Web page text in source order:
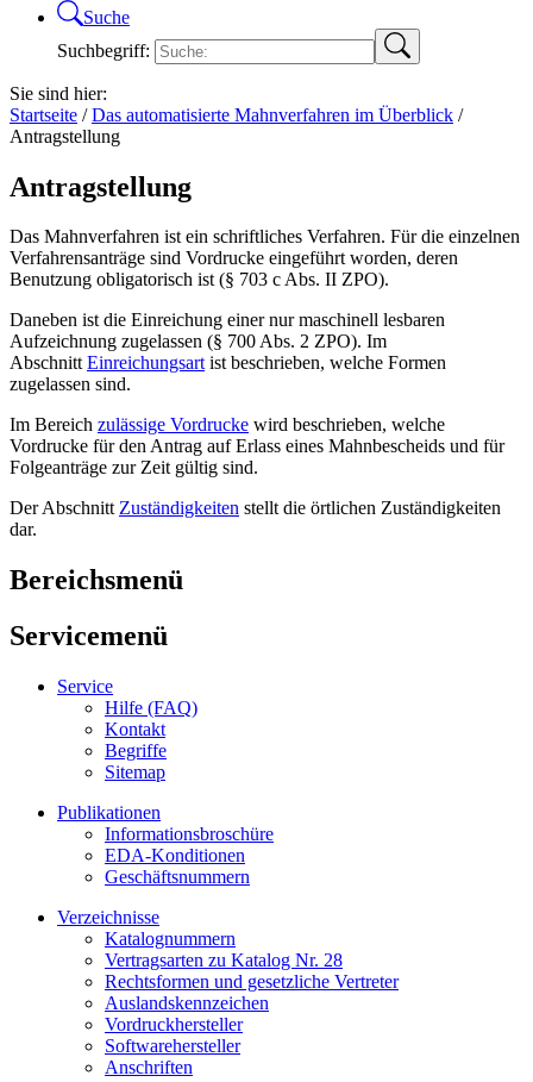
Suche
Suchbegriff:
Sie sind hier:
Startseite /Das automatisierte Mahnverfahren im Überblick /
Antragstellung
Antragstellung
Das Mahnverfahren ist ein schriftliches Verfahren. Für die einzelnen
Verfahrensanträge sind Vordrucke eingeführt worden, deren
Benutzung obligatorisch ist (§ 703 c Abs. II ZPO).
Daneben ist die Einreichung einer nur maschinell lesbaren
Aufzeichnung zugelassen (§ 700 Abs. 2 ZPO). Im
AbschnittEinreichungsartist beschrieben, welche Formen
zugelassen sind.
Im Bereich zulässige Vordrucke wird beschrieben, welche
Vordrucke für den Antrag auf Erlass eines Mahnbescheids und für
Folgeanträge zur Zeit gültig sind.
Der AbschnittZuständigkeiten stellt die örtlichen Zuständigkeiten
dar.
Bereichsmenü
Servicemenü
Service
Hilfe (FAQ)
Kontakt
Begriffe
Sitemap
Publikationen
Informationsbroschüre
EDA-Konditionen
Geschäftsnummern
Verzeichnisse
Katalognummern
Vertragsarten zu Katalog Nr. 28
Rechtsformen und gesetzliche Vertreter
Auslandskennzeichen
Vordruckhersteller
Softwarehersteller
Anschriften